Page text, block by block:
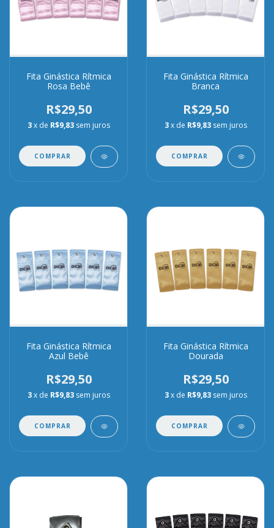
Fita Ginástica Rítmica
Rosa Bebê
R$29,50
3 x de R$9,83 sem juros
COMPRAR
Fita Ginástica Rítmica
Branca
R$29,50
3 x de R$9,83 sem juros
COMPRAR
Fita Ginástica Rítmica
Azul Bebê
R$29,50
3 x de R$9,83 sem juros
COMPRAR
Fita Ginástica Rítmica
Dourada
R$29,50
3 x de R$9,83 sem juros
COMPRAR